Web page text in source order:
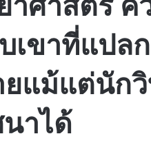
เขาที่แปล
แม้แต่นัก
าได้